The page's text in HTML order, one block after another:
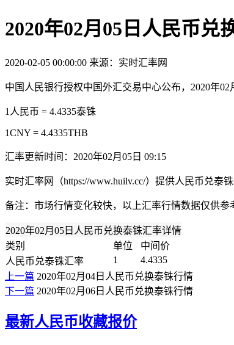
2020年02月05日人民币兑
2020-02-05 00:00:00 来源：实时汇率网
中国人民银行授权中国外汇交易中心公布，2020年02
1人民币 = 4.4335泰铢
1CNY = 4.4335THB
汇率更新时间：2020年02月05日 09:15
实时汇率网（https://www.huilv.cc/）提供人民币兑泰
备注：市场行情变化较快，以上汇率行情数据仅供参
2020年02月05日人民币兑换泰铢汇率详情
类别
单位
中间价
人民币兑泰铢汇率
1
4.4335
上一篇 2020年02月04日人民币兑换泰铢行情
下一篇 2020年02月06日人民币兑换泰铢行情
最新人民币收藏报价